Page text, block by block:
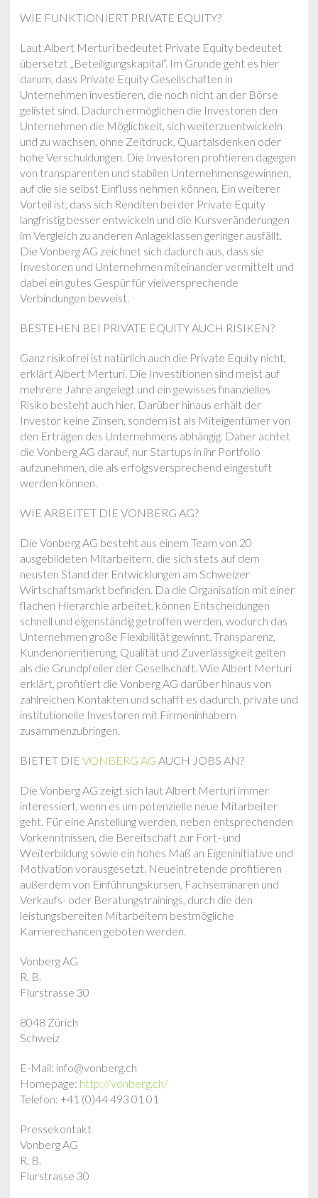
WIE FUNKTIONIERT PRIVATE EQUITY?
Laut Albert Merturi bedeutet Private Equity bedeutet
übersetzt „Beteiligungskapital“. Im Grunde geht es hier
darum, dass Private Equity Gesellschaften in
Unternehmen investieren, die noch nicht an der Börse
gelistet sind. Dadurch ermöglichen die Investoren den
Unternehmen die Möglichkeit, sich weiterzuentwickeln
und zu wachsen, ohne Zeitdruck, Quartalsdenken oder
hohe Verschuldungen. Die Investoren profitieren dagegen
von transparenten und stabilen Unternehmensgewinnen,
auf die sie selbst Einfluss nehmen können. Ein weiterer
Vorteil ist, dass sich Renditen bei der Private Equity
langfristig besser entwickeln und die Kursveränderungen
im Vergleich zu anderen Anlageklassen geringer ausfällt.
Die Vonberg AG zeichnet sich dadurch aus, dass sie
Investoren und Unternehmen miteinander vermittelt und
dabei ein gutes Gespür für vielversprechende
Verbindungen beweist.
BESTEHEN BEI PRIVATE EQUITY AUCH RISIKEN?
Ganz risikofrei ist natürlich auch die Private Equity nicht,
erklärt Albert Merturi. Die Investitionen sind meist auf
mehrere Jahre angelegt und ein gewisses finanzielles
Risiko besteht auch hier. Darüber hinaus erhält der
Investor keine Zinsen, sondern ist als Miteigentümer von
den Erträgen des Unternehmens abhängig. Daher achtet
die Vonberg AG darauf, nur Startups in ihr Portfolio
aufzunehmen, die als erfolgsversprechend eingestuft
werden können.
WIE ARBEITET DIE VONBERG AG?
Die Vonberg AG besteht aus einem Team von 20
ausgebildeten Mitarbeitern, die sich stets auf dem
neusten Stand der Entwicklungen am Schweizer
Wirtschaftsmarkt befinden. Da die Organisation mit einer
flachen Hierarchie arbeitet, können Entscheidungen
schnell und eigenständig getroffen werden, wodurch das
Unternehmen große Flexibilität gewinnt. Transparenz,
Kundenorientierung, Qualität und Zuverlässigkeit gelten
als die Grundpfeiler der Gesellschaft. Wie Albert Merturi
erklärt, profitiert die Vonberg AG darüber hinaus von
zahlreichen Kontakten und schafft es dadurch, private und
institutionelle Investoren mit Firmeninhabern
zusammenzubringen.
BIETET DIE VONBERG AG AUCH JOBS AN?
Die Vonberg AG zeigt sich laut Albert Merturi immer
interessiert, wenn es um potenzielle neue Mitarbeiter
geht. Für eine Anstellung werden, neben entsprechenden
Vorkenntnissen, die Bereitschaft zur Fort- und
Weiterbildung sowie ein hohes Maß an Eigeninitiative und
Motivation vorausgesetzt. Neueintretende profitieren
außerdem von Einführungskursen, Fachseminaren und
Verkaufs- oder Beratungstrainings, durch die den
leistungsbereiten Mitarbeitern bestmögliche
Karrierechancen geboten werden.
Vonberg AG
R. B.
Flurstrasse 30
8048 Zürich
Schweiz
E-Mail: info@vonberg.ch
Homepage: http://vonberg.ch/
Telefon: +41 (0)44 493 01 01
Pressekontakt
Vonberg AG
R. B.
Flurstrasse 30